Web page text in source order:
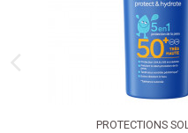
PROTECTIONS